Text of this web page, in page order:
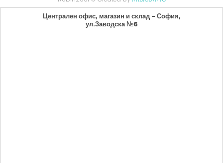
Централен офис, магазин и склад - София,
ул.Заводска №6